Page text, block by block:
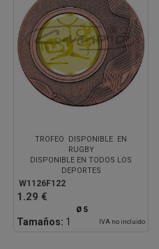
TROFEO DISPONIBLE EN
RUGBY
DISPONIBLE EN TODOS LOS
DEPORTES
W1126F122
1.29 €
Ø 5
Tamaños: 1 IVA no incluido